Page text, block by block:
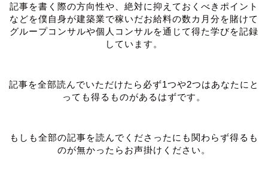
記事を書く際の方向性や、絶対に抑えておくべきポイント
などを僕自身が建築業で稼いだお給料の数カ月分を賭けて
グループコンサルや個人コンサルを通じて得た学びを記録
しています。
記事を全部読んでいただけたら必ず1つや2つはあなたにと
っても得るものがあるはずです。
もしも全部の記事を読んでくださったにも関わらず得るも
のが無かったらお声掛けください。